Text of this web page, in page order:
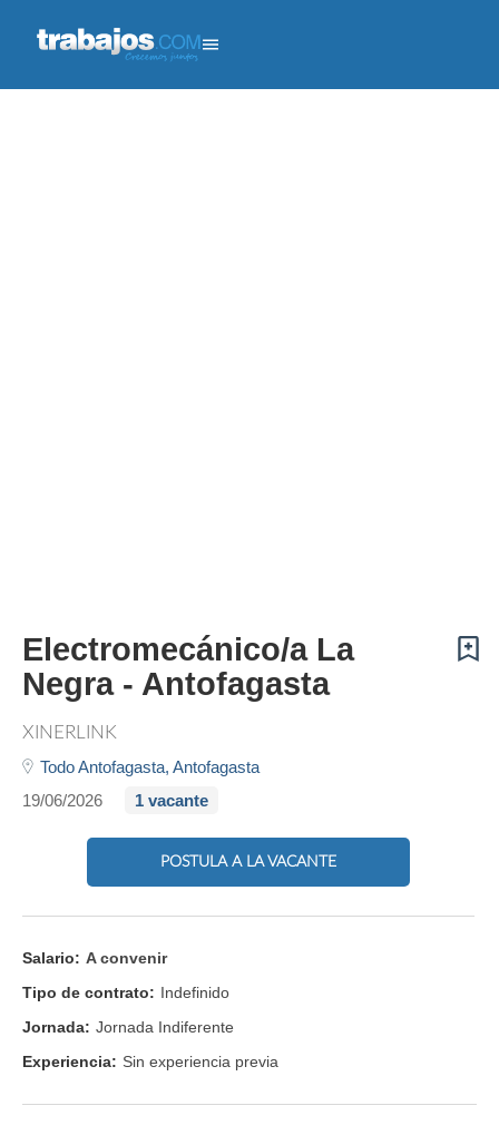
Electromecánico/a La
Negra - Antofagasta
XINERLINK
Todo Antofagasta, Antofagasta
19/06/2026
1 vacante
POSTULA A LA VACANTE
Salario: A convenir
Tipo de contrato: Indefinido
Jornada: Jornada Indiferente
Experiencia: Sin experiencia previa